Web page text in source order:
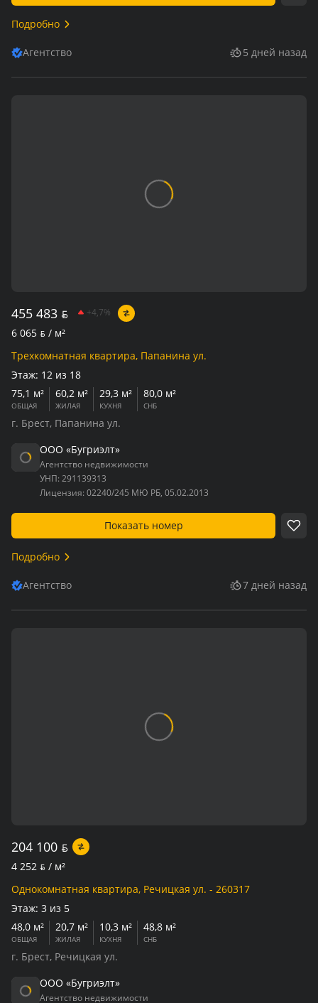
Подробно
Агентство 5 дней назад
455 483 BYN +4,7%
6 065 BYN / м²
Трехкомнатная квартира, Папанина ул.
Этаж: 12 из 18
75,1 м²
ОБЩАЯ
60,2 м²
ЖИЛАЯ
29,3 м²
КУХНЯ
80,0 м²
СНБ
г. Брест, Папанина ул.
ООО «Бугриэлт»
Агентство недвижимости
УНП: 291139313
Лицензия: 02240/245 МЮ РБ, 05.02.2013
Показать номер
Подробно
Агентство 7 дней назад
204 100 BYN
4 252 BYN / м²
Однокомнатная квартира, Речицкая ул. - 260317
Этаж: 3 из 5
48,0 м²
ОБЩАЯ
20,7 м²
ЖИЛАЯ
10,3 м²
КУХНЯ
48,8 м²
СНБ
г. Брест, Речицкая ул.
ООО «Бугриэлт»
Агентство недвижимости